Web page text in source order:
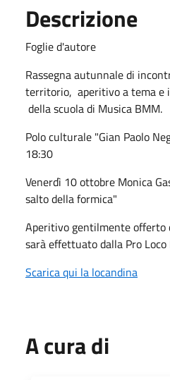
Descrizione
Foglie d'autore
Rassegna autunnale di
territorio, aperitivo a tema e
della scuola di Musica BMM.
Polo culturale "Gian Paolo
18:30
Venerdì 10 ottobre Monica
salto della formica"
Aperitivo gentilmente offerto
sarà effettuato dalla Pro
Scarica qui la locandina
A cura di